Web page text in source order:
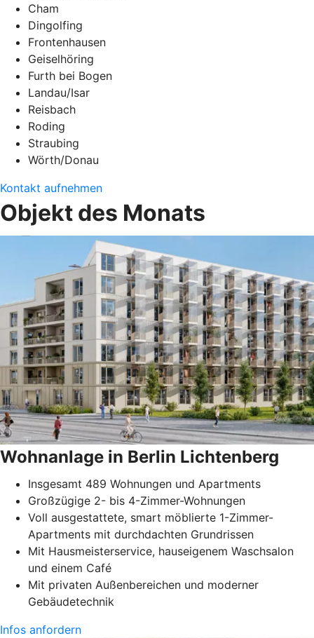
Cham
Dingolfing
Frontenhausen
Geiselhöring
Furth bei Bogen
Landau/Isar
Reisbach
Roding
Straubing
Wörth/Donau
Kontakt aufnehmen
Objekt des Monats
Wohnanlage in Berlin Lichtenberg
Insgesamt 489 Wohnungen und Apartments
Großzügige 2- bis 4-Zimmer-Wohnungen
Voll ausgestattete, smart möblierte 1-Zimmer-
Apartments mit durchdachten Grundrissen
Mit Hausmeisterservice, hauseigenem Waschsalon
und einem Café
Mit privaten Außenbereichen und moderner
Gebäudetechnik
Infos anfordern